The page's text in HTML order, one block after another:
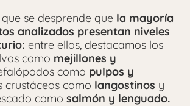
se desprende que la mayoría
analizados presentan niveles
entre ellos, destacamos los
como mejillones y
como pulpos y
crustáceos como langostinos y
como salmón y lenguado.